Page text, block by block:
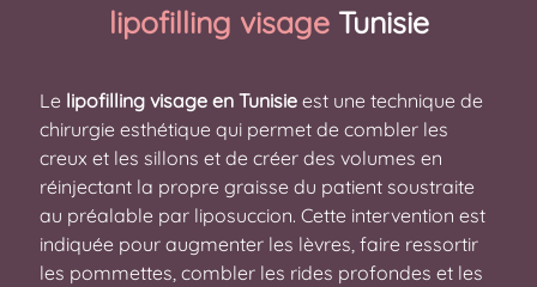
lipofilling visageTunisie
Le lipofilling visage en Tunisie est une technique de
chirurgie esthétique qui permet de combler les
creux et les sillons et de créer des volumes en
réinjectant la propre graisse du patient soustraite
au préalable par liposuccion. Cette intervention est
indiquée pour augmenter les lèvres, faire ressortir
les pommettes, combler les rides profondes et les